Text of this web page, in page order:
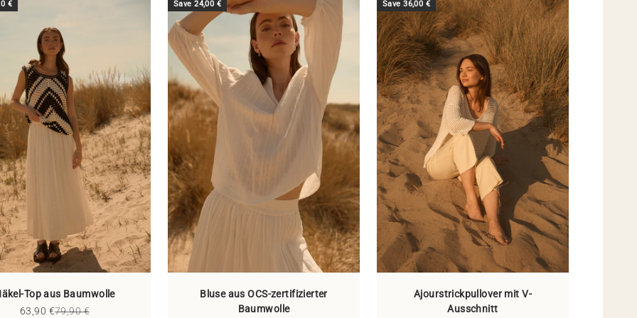
€
Top aus Baumwolle
Sale price
63,90 €Regular price
79,90 €
Save 24,00 €
Bluse aus OCS-zertifizierter
Baumwolle
Save 36,00 €
Ajourstrickpullover mit V-
Ausschnitt